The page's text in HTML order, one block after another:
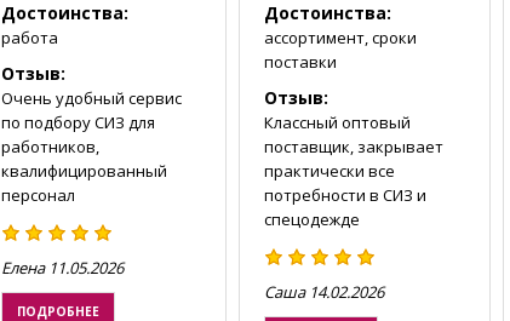
Достоинства:
работа
Отзыв:
Очень удобный сервис
по подбору СИЗ для
работников,
квалифицированный
персонал
Елена 11.05.2026
ПОДРОБНЕЕ
Достоинства:
ассортимент, сроки
поставки
Отзыв:
Классный оптовый
поставщик, закрывает
практически все
потребности в СИЗ и
спецодежде
Саша 14.02.2026